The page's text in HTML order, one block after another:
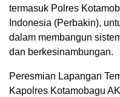
termasuk Polres
Indonesia (Perbakin),
dalam membangun
dan berkesinambungan.
Peresmian Lapangan
Kapolres Kotamobagu